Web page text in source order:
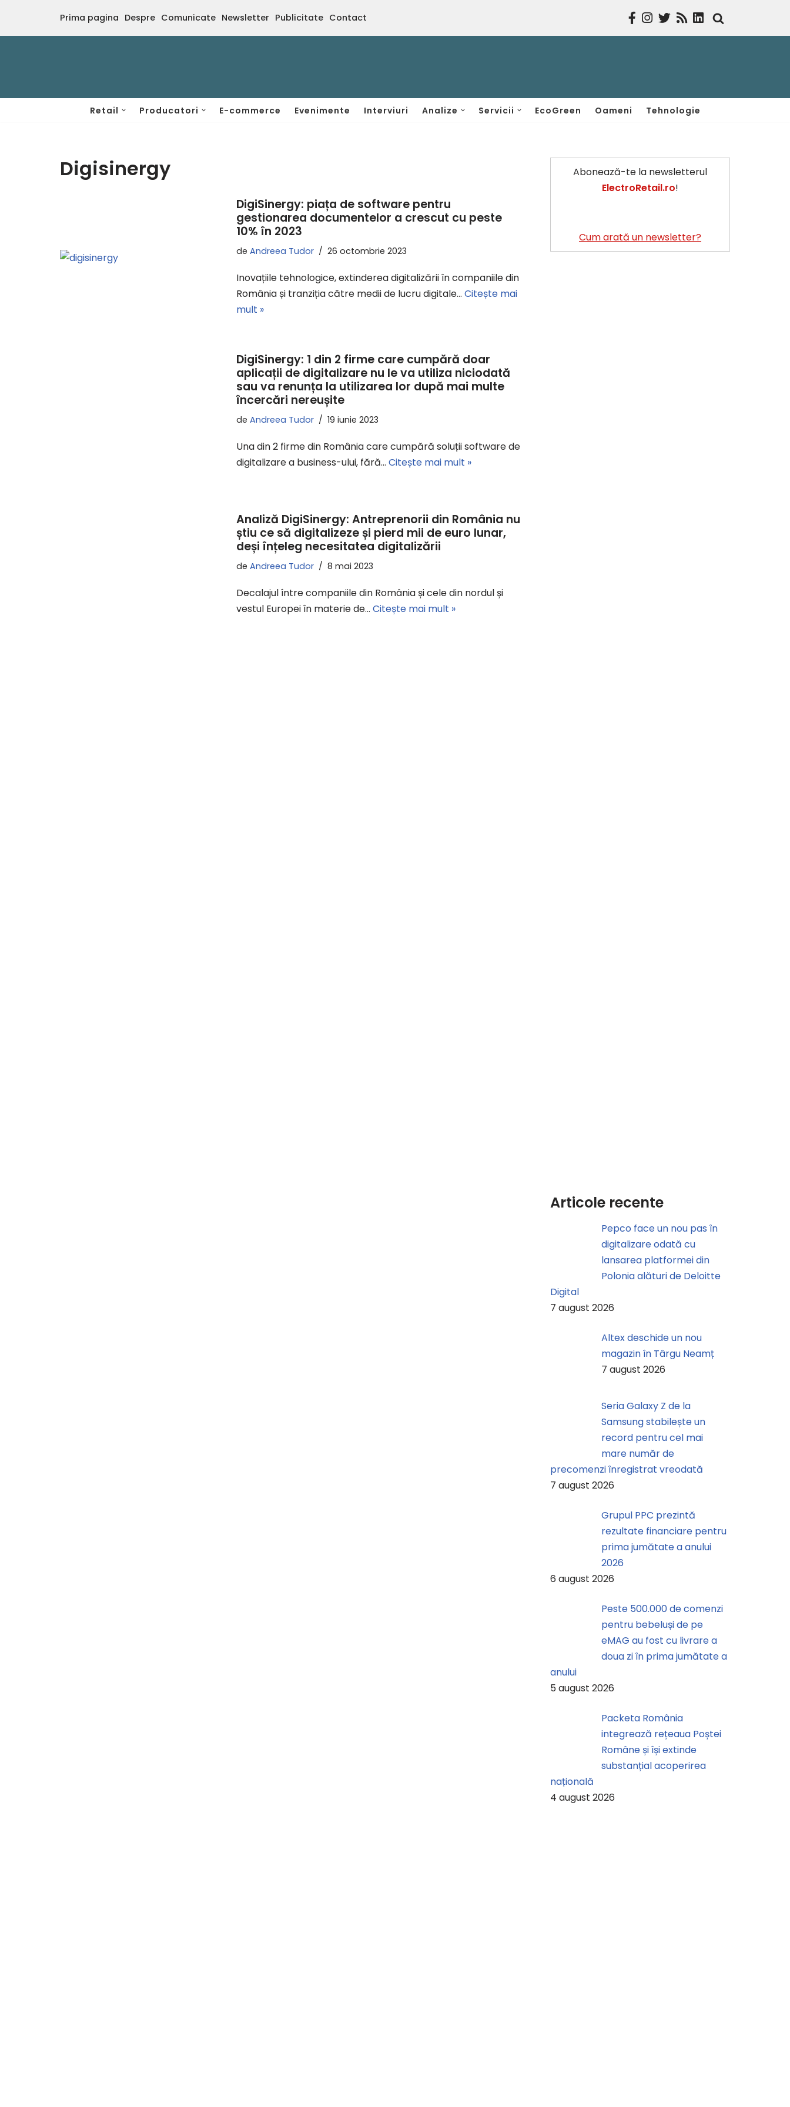
Sari
Prima pagina Despre Comunicate Newsletter Publicitate Contact
Retail Producatori E-commerce Evenimente Interviuri Analize Servicii EcoGreen Oameni Tehnologie
Digisinergy
DigiSinergy: piața de software pentru
gestionarea documentelor a crescut cu peste
10% în 2023
de Andreea Tudor 26 octombrie 2023
Inovațiile tehnologice, extinderea digitalizării în companiile din
România și tranziția către medii de lucru digitale… Citește mai
mult »
DigiSinergy: 1 din 2 firme care cumpără doar
aplicații de digitalizare nu le va utiliza niciodată
sau va renunța la utilizarea lor după mai multe
încercări nereușite
de Andreea Tudor 19 iunie 2023
Una din 2 firme din România care cumpără soluții software de
digitalizare a business-ului, fără… Citește mai mult »
Analiză DigiSinergy: Antreprenorii din România nu
știu ce să digitalizeze și pierd mii de euro lunar,
deși înțeleg necesitatea digitalizării
de Andreea Tudor 8 mai 2023
Decalajul între companiile din România și cele din nordul și
vestul Europei în materie de… Citește mai mult »
Abonează-te la newsletterul
ElectroRetail.ro!
Cum arată un newsletter?
Articole recente
Pepco face un nou pas în
digitalizare odată cu
lansarea platformei din
Polonia alături de Deloitte
Digital
7 august 2026
Altex deschide un nou
magazin în Târgu Neamț
7 august 2026
Seria Galaxy Z de la
Samsung stabilește un
record pentru cel mai
mare număr de
precomenzi înregistrat vreodată
7 august 2026
Grupul PPC prezintă
rezultate financiare pentru
prima jumătate a anului
2026
6 august 2026
Peste 500.000 de comenzi
pentru bebeluși de pe
eMAG au fost cu livrare a
doua zi în prima jumătate a
anului
5 august 2026
Packeta România
integrează rețeaua Poștei
Române și își extinde
substanțial acoperirea
națională
4 august 2026